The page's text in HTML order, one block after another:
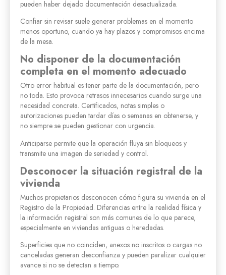
pueden haber dejado documentación desactualizada.
Confiar sin revisar suele generar problemas en el momento
menos oportuno, cuando ya hay plazos y compromisos encima
de la mesa.
No disponer de la documentación
completa en el momento adecuado
Otro error habitual es tener parte de la documentación, pero
no toda. Esto provoca retrasos innecesarios cuando surge una
necesidad concreta. Certificados, notas simples o
autorizaciones pueden tardar días o semanas en obtenerse, y
no siempre se pueden gestionar con urgencia.
Anticiparse permite que la operación fluya sin bloqueos y
transmite una imagen de seriedad y control.
Desconocer la situación registral de la
vivienda
Muchos propietarios desconocen cómo figura su vivienda en el
Registro de la Propiedad. Diferencias entre la realidad física y
la información registral son más comunes de lo que parece,
especialmente en viviendas antiguas o heredadas.
Superficies que no coinciden, anexos no inscritos o cargas no
canceladas generan desconfianza y pueden paralizar cualquier
avance si no se detectan a tiempo.